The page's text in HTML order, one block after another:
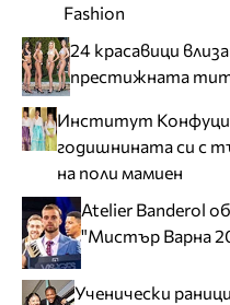
Fashion
24 красавици
престижната
Институт
годишнината си с
на поли мамиен
Atelier Banderol
"Мистър Варна
Ученически